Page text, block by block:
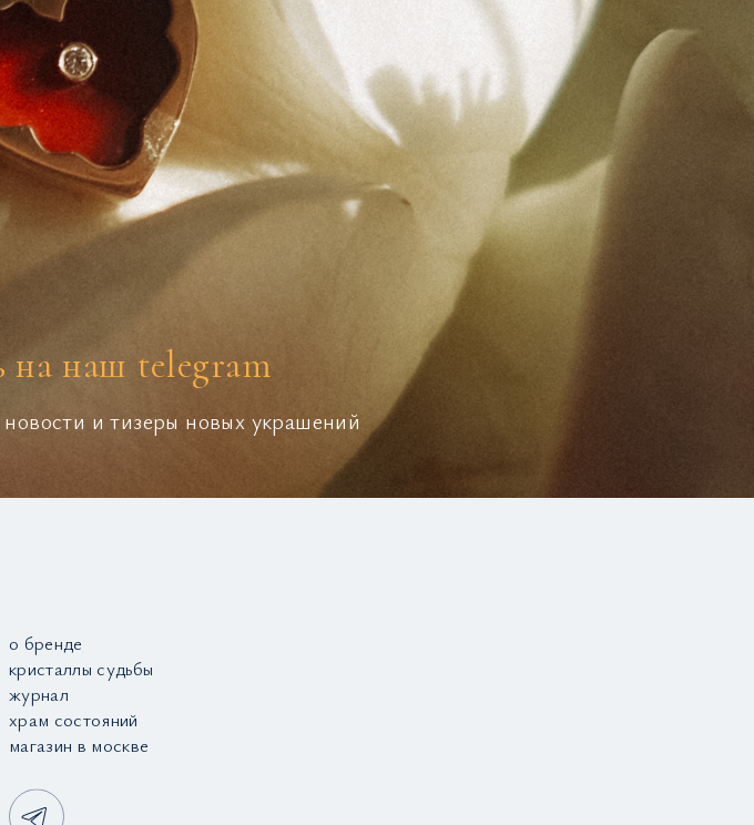
на наш telegram
и тизеры новых украшений
о бренде
кристаллы судьбы
журнал
храм состояний
магазин в москве